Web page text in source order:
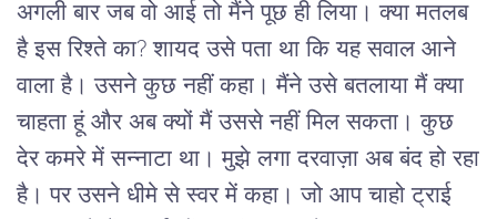
अगली बार जब वो आई तो मैंने पूछ ही लिया। क्या मतलब
है इस रिश्ते का? शायद उसे पता था कि यह सवाल आने
वाला है। उसने कुछ नहीं कहा। मैंने उसे बतलाया मैं क्या
चाहता हूं और अब क्यों मैं उससे नहीं मिल सकता। कुछ
देर कमरे में सन्नाटा था। मुझे लगा दरवाज़ा अब बंद हो रहा
है। पर उसने धीमे से स्वर में कहा। जो आप चाहो ट्राई